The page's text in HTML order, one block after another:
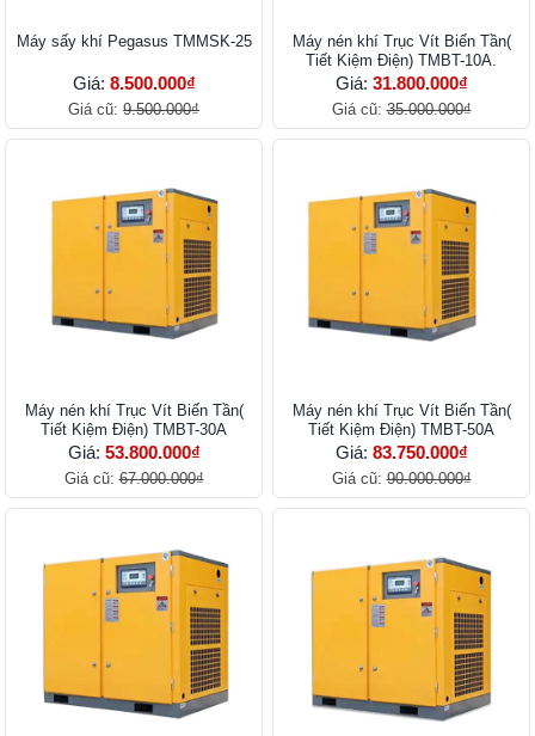
Máy sấy khí Pegasus TMMSK-25
Giá: 8.500.000₫
Giá cũ: 9.500.000₫
Máy nén khí Trục Vít Biến Tần(
Tiết Kiệm Điện) TMBT-10A.
Giá: 31.800.000₫
Giá cũ:35.000.000₫
Máy nén khí Trục Vít Biến Tần(
Tiết Kiệm Điện) TMBT-30A
Giá: 53.800.000₫
Giá cũ:67.000.000₫
Máy nén khí Trục Vít Biến Tần(
Tiết Kiệm Điện) TMBT-50A
Giá: 83.750.000₫
Giá cũ:90.000.000₫